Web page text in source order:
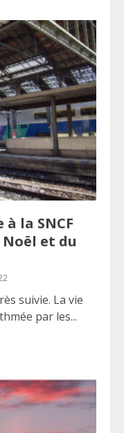
à la SNCF
et du
suivie. La vie
par les...